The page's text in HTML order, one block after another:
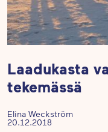
Laadukasta
tekemässä
Elina Weckström
20.12.2018